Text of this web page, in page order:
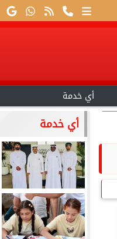
أي خدمة
أي خدمة